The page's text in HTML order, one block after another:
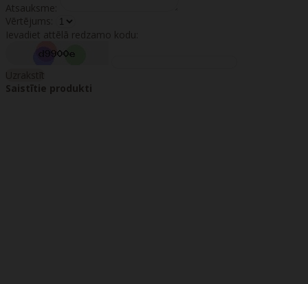
Atsauksme:
Vērtējums:
Ievadiet attēlā redzamo kodu:
Uzrakstīt
Saistītie produkti